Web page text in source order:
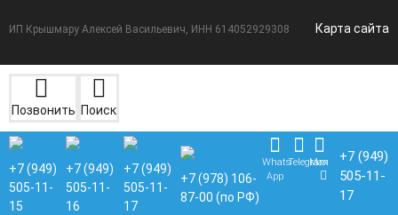
ИП Крышмару Алексей Васильевич, ИНН 614052929308 Карта сайта
Позвонить Поиск
+7 (949)
505-11-
15
+7 (949)
505-11-
16
+7 (949)
505-11-
17
+7 (978) 106-
87-00 (по РФ)
Whats
App
Telegram
Max
+7 (949)
505-11-
17